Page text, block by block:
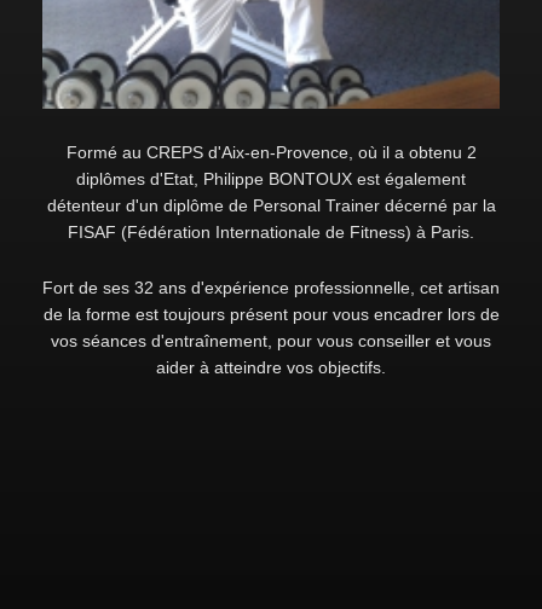
Formé au CREPS d'Aix-en-Provence, où il a obtenu 2
diplômes d'Etat, Philippe BONTOUX est également
détenteur d'un diplôme de Personal Trainer décerné par la
FISAF (Fédération Internationale de Fitness) à Paris.
Fort de ses 32 ans d'expérience professionnelle, cet artisan
de la forme est toujours présent pour vous encadrer lors de
vos séances d'entraînement, pour vous conseiller et vous
aider à atteindre vos objectifs.